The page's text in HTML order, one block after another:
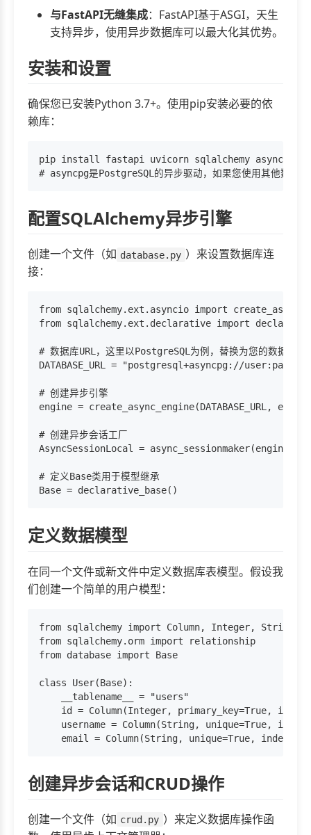
与FastAPI无缝集成：FastAPI基于ASGI，天生
支持异步，使用异步数据库可以最大化其优势。
安装和设置
确保您已安装Python 3.7+。使用pip安装必要的依
赖库：
pip install fastapi uvicorn sqlalchemy asyncpg
配置SQLAlchemy异步引擎
创建一个文件（如 database.py ）来设置数据库连
接：
from sqlalchemy.ext.asyncio import
from sqlalchemy.ext.declarative import
# 数据库URL，这里以PostgreSQL为例，替换为您的数据库信
DATABASE_URL = "postgresql+asyncpg://
# 创建异步引擎
engine = create_async_engine(DATABASE_URL,
# 创建异步会话工厂
AsyncSessionLocal = async_sessionmaker(engine,
# 定义Base类用于模型继承
定义数据模型
在同一个文件或新文件中定义数据库表模型。假设我
们创建一个简单的用户模型：
from sqlalchemy import Column, Integer, String
from sqlalchemy.orm import relationship
from database import Base
class User(Base):
    __tablename__ = "users"
id = Column(Integer, primary_key=True,
username = Column(String, unique=True,
创建异步会话和CRUD操作
创建一个文件（如 crud.py ）来定义数据库操作函